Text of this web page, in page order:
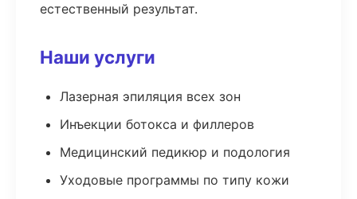
естественный результат.
Наши услуги
Лазерная эпиляция всех зон
Инъекции ботокса и филлеров
Медицинский педикюр и подология
Уходовые программы по типу кожи